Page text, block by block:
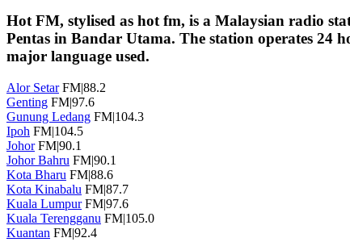
Hot FM, stylised as hot fm, is a Malaysian radio
Pentas in Bandar Utama. The station operates 24
major language used.
Alor Setar FM|88.2
Genting FM|97.6
Gunung Ledang FM|104.3
Ipoh FM|104.5
Johor FM|90.1
Johor Bahru FM|90.1
Kota Bharu FM|88.6
Kota Kinabalu FM|87.7
Kuala Lumpur FM|97.6
Kuala Terengganu FM|105.0
Kuantan FM|92.4